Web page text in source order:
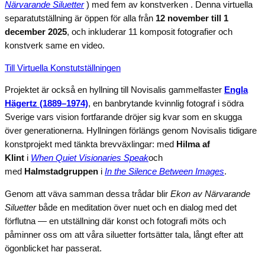
Närvarande Siluetter) med fem av konstverken . Denna virtuella
separatutställning är öppen för alla från 12 november till 1
december 2025, och inkluderar 11 komposit fotografier och
konstverk same en video.
Till Virtuella Konstutställningen
Projektet är också en hyllning till Novisalis gammelfaster Engla
Hägertz (1889–1974), en banbrytande kvinnlig fotograf i södra
Sverige vars vision fortfarande dröjer sig kvar som en skugga
över generationerna. Hyllningen förlängs genom Novisalis tidigare
konstprojekt med tänkta brevväxlingar: med Hilma af
Klint i When Quiet Visionaries Speakoch
med Halmstadgruppen i In the Silence Between Images.
Genom att väva samman dessa trådar blir Ekon av Närvarande
Siluetterbåde en meditation över nuet och en dialog med det
förflutna — en utställning där konst och fotografi möts och
påminner oss om att våra siluetter fortsätter tala, långt efter att
ögonblicket har passerat.